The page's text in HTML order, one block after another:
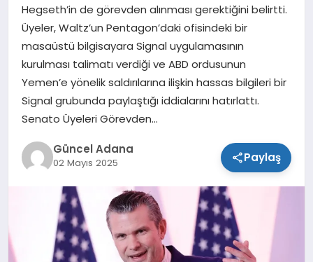
Hegseth’in de görevden alınması gerektiğini belirtti.
Üyeler, Waltz’un Pentagon’daki ofisindeki bir
masaüstü bilgisayara Signal uygulamasının
kurulması talimatı verdiği ve ABD ordusunun
Yemen’e yönelik saldırılarına ilişkin hassas bilgileri bir
Signal grubunda paylaştığı iddialarını hatırlattı.
Senato Üyeleri Görevden…
Güncel Adana
02 Mayıs 2025 Paylaş